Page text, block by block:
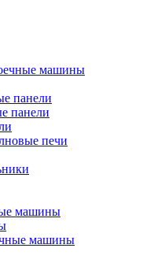
машины
панели
панели
печи
машины
машины